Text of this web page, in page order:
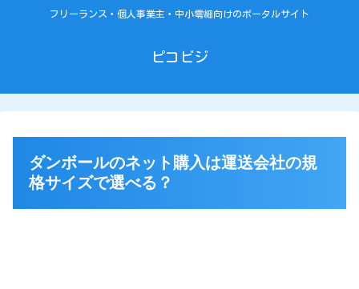
フリーランス・個人事業主・中小零細向けのポータルサイト
ピコビジ
ダンボールのネット購入は運送会社の規
格サイズで選べる？